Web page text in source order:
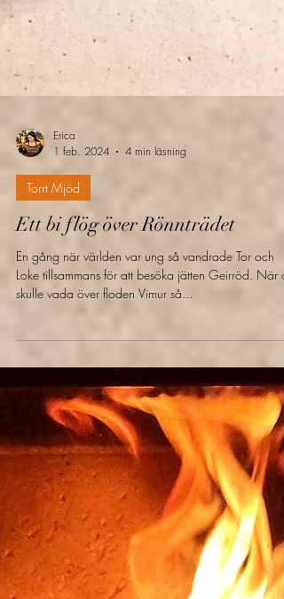
Erica
1 feb. 2024
4 min läsning
En gång när världen var ung så vandrade Tor och
Loke tillsammans för att besöka jätten Geirröd. När
skulle vada över floden Vimur så...